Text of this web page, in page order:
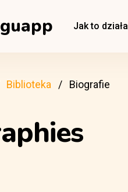
Jak to działa
Biblioteka Biografie